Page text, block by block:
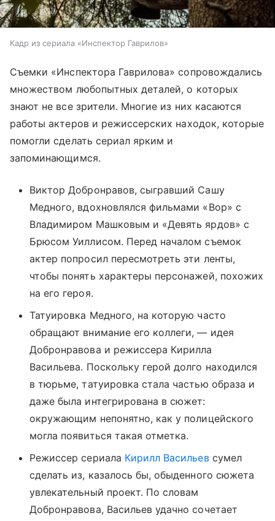
Кадр из сериала «Инспектор Гаврилов»
Съемки «Инспектора Гаврилова» сопровождались
множеством любопытных деталей, о которых
знают не все зрители. Многие из них касаются
работы актеров и режиссерских находок, которые
помогли сделать сериал ярким и
запоминающимся.
Виктор Добронравов, сыгравший Сашу
Медного, вдохновлялся фильмами «Вор» с
Владимиром Машковым и «Девять ярдов» с
Брюсом Уиллисом. Перед началом съемок
актер попросил пересмотреть эти ленты,
чтобы понять характеры персонажей, похожих
на его героя.
Татуировка Медного, на которую часто
обращают внимание его коллеги, — идея
Добронравова и режиссера Кирилла
Васильева. Поскольку герой долго находился
в тюрьме, татуировка стала частью образа и
даже была интегрирована в сюжет:
окружающим непонятно, как у полицейского
могла появиться такая отметка.
Режиссер сериала Кирилл Васильевсумел
сделать из, казалось бы, обыденного сюжета
увлекательный проект. По словам
Добронравова, Васильев удачно сочетает